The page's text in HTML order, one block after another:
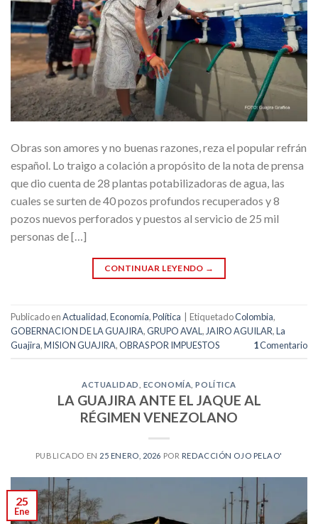
Obras son amores y no buenas razones, reza el popular refrán
español. Lo traigo a colación a propósito de la nota de prensa
que dio cuenta de 28 plantas potabilizadoras de agua, las
cuales se surten de 40 pozos profundos recuperados y 8
pozos nuevos perforados y puestos al servicio de 25 mil
personas de […]
CONTINUAR LEYENDO →
Publicado enActualidad,Economía,Política EtiquetadoColombia,
GOBERNACION DE LA GUAJIRA,GRUPO AVAL , JAIRO AGUILAR,La
Guajira,MISION GUAJIRA,OBRAS POR IMPUESTOS 1Comentario
ACTUALIDAD ECONOMÍA ,POLÍTICA
LA GUAJIRA ANTE EL JAQUE AL
RÉGIMEN VENEZOLANO
PUBLICADO EN 25 ENERO, 2026 POR REDACCIÓN OJO PELAO'
25
Ene